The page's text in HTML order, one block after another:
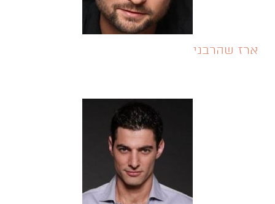
ארז שהרבני